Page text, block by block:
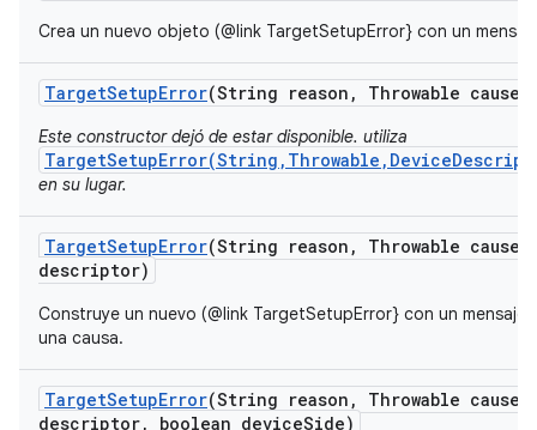
Crea un nuevo objeto (@link TargetSetupError} con un
TargetSetupError(String reason , Throwable cause)
Este constructor dejó de estar disponible. utiliza
en su lugar.
TargetSetupError(String reason , Throwable cause
descriptor)
Construye un nuevo (@link TargetSetupError} con un
una causa.
TargetSetupError(String reason , Throwable cause
descriptor, boolean deviceSide)